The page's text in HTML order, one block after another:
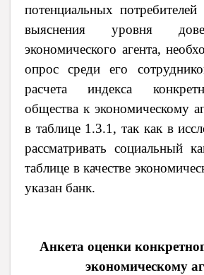
потенциальных
выяснения уровня
экономического агента,
опрос среди его
расчета индекса
общества к экономическому
в таблице 1.3.1, так как в
рассматривать социальный
таблице в качестве
указан банк.
Анкета оценки
экономическому